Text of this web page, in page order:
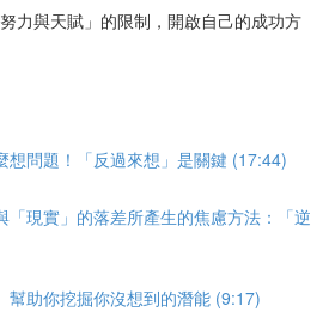
力與天賦」的限制，開啟自己的成功方
想問題！「反過來想」是關鍵 (17:44)
「現實」的落差所產生的焦慮方法：「逆
幫助你挖掘你沒想到的潛能 (9:17)